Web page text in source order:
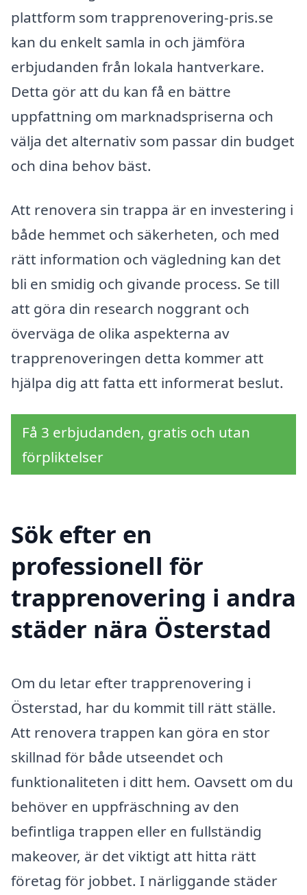
plattform som trapprenovering-pris.se
kan du enkelt samla in och jämföra
erbjudanden från lokala hantverkare.
Detta gör att du kan få en bättre
uppfattning om marknadspriserna och
välja det alternativ som passar din budget
och dina behov bäst.
Att renovera sin trappa är en investering i
både hemmet och säkerheten, och med
rätt information och vägledning kan det
bli en smidig och givande process. Se till
att göra din research noggrant och
överväga de olika aspekterna av
trapprenoveringen detta kommer att
hjälpa dig att fatta ett informerat beslut.
Få 3 erbjudanden, gratis och utan
förpliktelser
Sök efter en
professionell för
trapprenovering i andra
städer nära Österstad
Om du letar efter trapprenovering i
Österstad, har du kommit till rätt ställe.
Att renovera trappen kan göra en stor
skillnad för både utseendet och
funktionaliteten i ditt hem. Oavsett om du
behöver en uppfräschning av den
befintliga trappen eller en fullständig
makeover, är det viktigt att hitta rätt
företag för jobbet. I närliggande städer